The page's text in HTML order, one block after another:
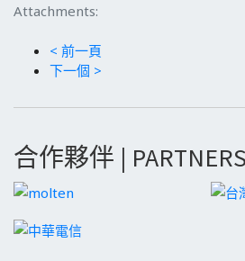
Attachments:
< 前一頁
下一個 >
合作夥伴 | PARTNERS